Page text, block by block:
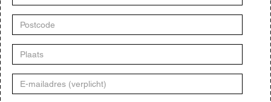
Postcode
Plaats
E-
mailadres